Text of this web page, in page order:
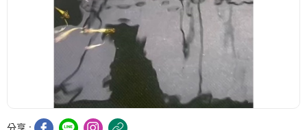
分享 :